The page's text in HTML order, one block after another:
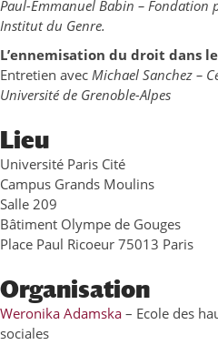
Paul-Emmanuel Babin – Fondation
Institut du Genre.
L’ennemisation du droit dans
Entretien avec Michael Sanchez –
Université de Grenoble-Alpes
Lieu
Université Paris Cité
Campus Grands Moulins
Salle 209
Bâtiment Olympe de Gouges
Place Paul Ricoeur 75013 Paris
Organisation
Weronika Adamska – Ecole des
sociales